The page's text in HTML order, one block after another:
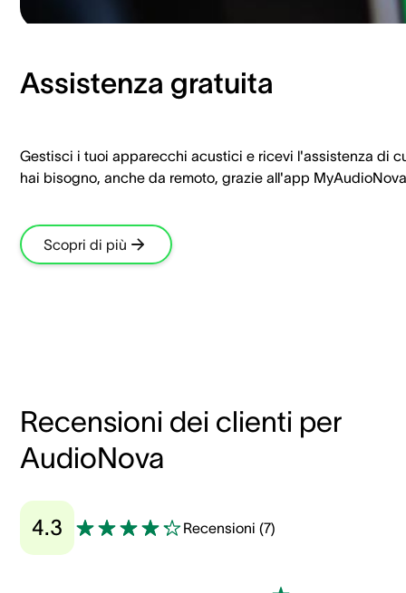
Assistenza gratuita
Gestisci i tuoi apparecchi acustici e ricevi l'assistenza di
hai bisogno, anche da remoto, grazie all'app
Scopri di più
Recensioni dei clienti per
AudioNova
4.3 Recensioni (7)